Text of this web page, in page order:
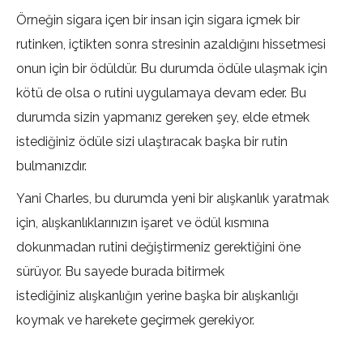
Örneğin sigara içen bir insan için sigara içmek bir
rutinken, içtikten sonra stresinin azaldığını hissetmesi
onun için bir ödüldür. Bu durumda ödüle ulaşmak için
kötü de olsa o rutini uygulamaya devam eder. Bu
durumda sizin yapmanız gereken şey, elde etmek
istediğiniz ödüle sizi ulaştıracak başka bir rutin
bulmanızdır.
Yani Charles, bu durumda yeni bir alışkanlık yaratmak
için, alışkanlıklarınızın işaret ve ödül kısmına
dokunmadan rutini değiştirmeniz gerektiğini öne
sürüyor. Bu sayede burada bitirmek
istediğiniz alışkanlığın yerine başka bir alışkanlığı
koymak ve harekete geçirmek gerekiyor.